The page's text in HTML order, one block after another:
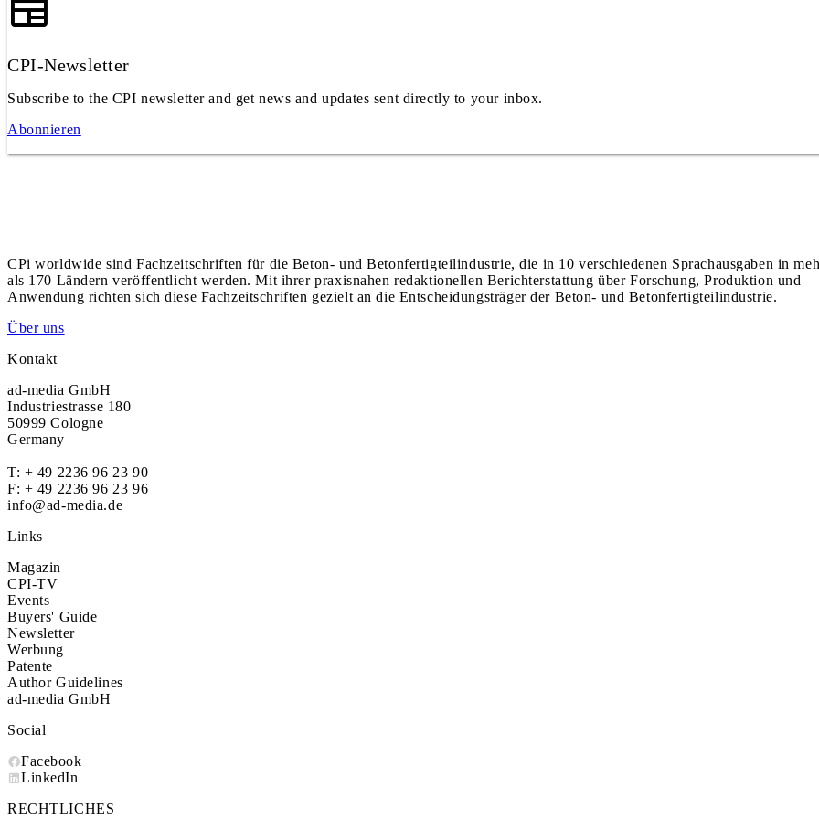
CPI-Newsletter
Subscribe to the CPI newsletter and get news and updates sent directly to your inbox.
Abonnieren
CPi worldwide sind Fachzeitschriften für die Beton- und Betonfertigteilindustrie, die in 10 verschiedenen Sprachausgaben in
als 170 Ländern veröffentlicht werden. Mit ihrer praxisnahen redaktionellen Berichterstattung über Forschung, Produktion und
Anwendung richten sich diese Fachzeitschriften gezielt an die Entscheidungsträger der Beton- und Betonfertigteilindustrie.
Über uns
Kontakt
ad-media GmbH
Industriestrasse 180
50999 Cologne
Germany
T: + 49 2236 96 23 90
F: + 49 2236 96 23 96
info@ad-media.de
Links
Magazin
CPI-TV
Events
Buyers' Guide
Newsletter
Werbung
Patente
Author Guidelines
ad-media GmbH
Social
Facebook
LinkedIn
RECHTLICHES